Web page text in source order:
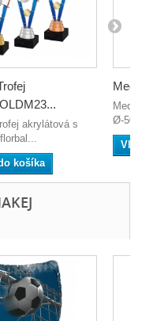
akrylátová s
košíka
Ø-